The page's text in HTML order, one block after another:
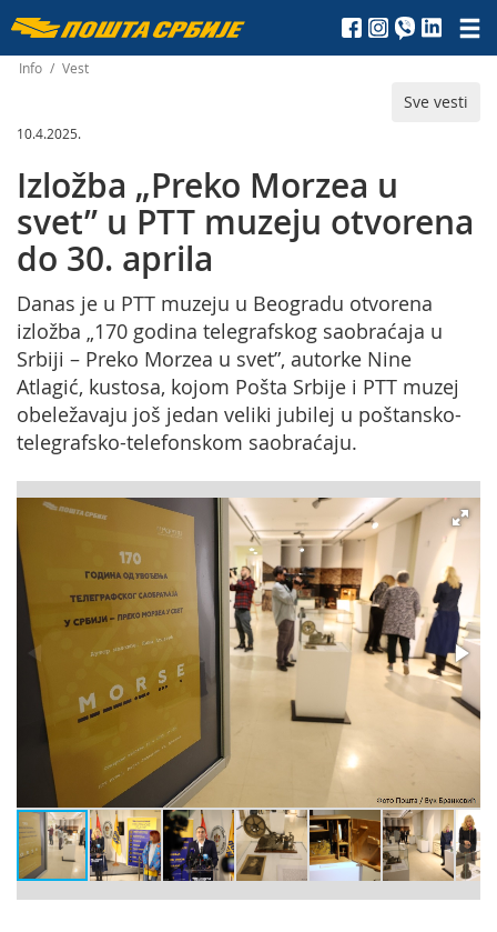
Пошта
Србије
д.о.о.
Info / Vest
Sve vesti
10.4.2025.
Izložba „Preko Morzea u
svet” u PTT muzeju otvorena
do 30. aprila
Danas je u PTT muzeju u Beogradu otvorena
izložba „170 godina telegrafskog saobraćaja u
Srbiji – Preko Morzea u svet”, autorke Nine
Atlagić, kustosa, kojom Pošta Srbije i PTT muzej
obeležavaju još jedan veliki jubilej u poštansko-
telegrafsko-telefonskom saobraćaju.